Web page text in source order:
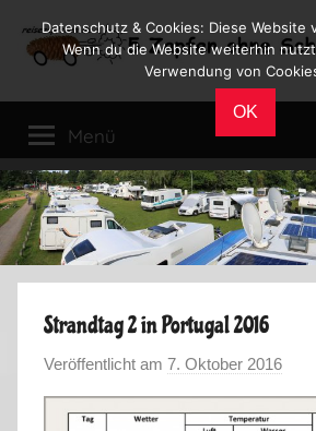
Inhalt
Reiseblog
Leben
im
Wohnmobil
Menü
Strandtag 2 in Portugal 2016
Veröffentlicht am 7. Oktober 2016
o
n
Datenschutz & Cookies: Diese Website
Wenn du die Website weiterhin
Verwendung von
OK